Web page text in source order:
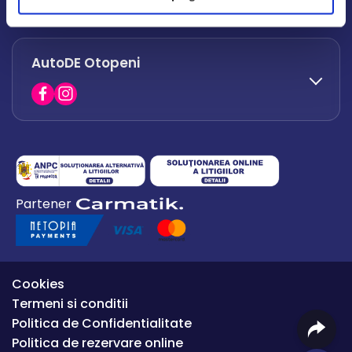
office.afumati@autode.ro
0730 063 852
0730 063 851
AutoDE Otopeni
0754 649 360
office.premium@autode.ro
Partener
Cookies
Termeni si conditii
Politica de Confidentialitate
Politica de rezervare online